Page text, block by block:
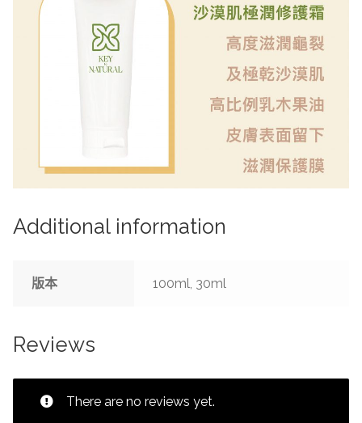
Additional information
版本 100ml, 30ml
Reviews
There are no reviews yet.